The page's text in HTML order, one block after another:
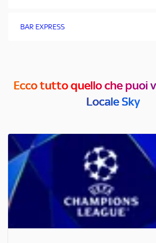
BAR EXPRESS
Ecco tutto quello che puoi
Locale Sky